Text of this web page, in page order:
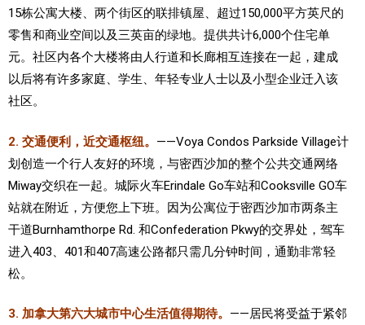
15栋公寓大楼、两个街区的联排镇屋、超过150,000平方英尺的
零售和商业空间以及三英亩的绿地。提供共计6,000个住宅单
元。社区内各个大楼将由人行道和长廊相互连接在一起，建成
以后将有许多家庭、学生、年轻专业人士以及小型企业迁入该
社区。
2. 交通便利，近交通枢纽。 ——Voya Condos Parkside Village计
划创造一个行人友好的环境，与密西沙加的整个公共交通网络
Miway交织在一起。城际火车Erindale Go车站和Cooksville GO车
站就在附近，方便您上下班。因为公寓位于密西沙加市两条主
干道Burnhamthorpe Rd. 和Confederation Pkwy的交界处， 驾车
进入403、401和407高速公路都只需几分钟时间，通勤非常轻
松。
3. 加拿大第六大城市中心生活值得期待。 ——居民将受益于紧邻